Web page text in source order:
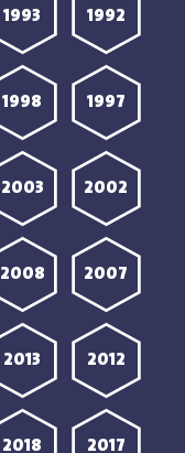
1992
1993
1997
1998
2002
2003
2007
2008
2012
2013
2017
2018